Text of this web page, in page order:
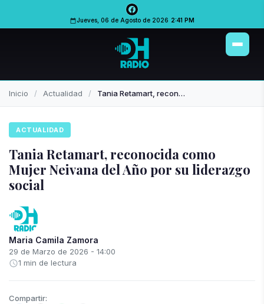
Jueves, 06 de Agosto de 2026 2:41 PM
Inicio Actualidad Tania Retamart, reconocida como Mujer Neivana del Año por su liderazgo social
ACTUALIDAD
Tania Retamart, reconocida como
Mujer Neivana del Año por su liderazgo
social
Maria Camila Zamora
29 de Marzo de 2026 - 14:00
1 min de lectura
Compartir: